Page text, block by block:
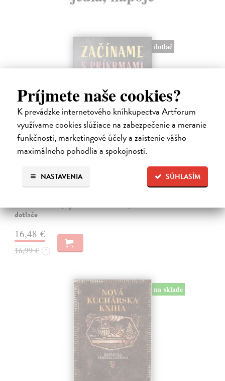
Príjmete naše cookies?
K prevádzke internetového kníhkupectva Artforum
využívame cookies slúžiace na zabezpečenie a meranie
funkčnosti, marketingové účely a zaistenie vášho
maximálneho pohodlia a spokojnosti.
SÚHLASÍM
NASTAVENIA
dotlač
Začíname s príkrmami
Tereza| Kniha
Prvé jedlo dieťatka je preň tým najdôležitejším míľnikom. A pre
Čaká sa dotlač, vychádza 11.9.2026, zasielame do 12 dní od
dotlače
16,48 €
16,99 € ?
na sklade